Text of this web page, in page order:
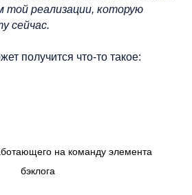
той реализации, которую
сейчас.
получится что-то такое:
на команду элемента
бэклога